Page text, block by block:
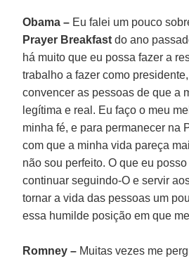
Obama – Eu falei um pouco
Prayer Breakfastdo ano
há muito que eu possa fazer a
trabalho a fazer como
convencer as pessoas de que a
legítima e real. Eu faço o meu
minha fé, e para permanecer na
com que a minha vida pareça
não sou perfeito. O que eu
continuar seguindo-O e servir
tornar a vida das pessoas um
essa humilde posição em que
Romney – Muitas vezes me